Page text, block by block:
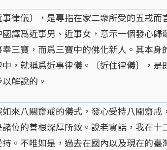
儀〕，是專指在家二衆所受的五戒而
譯爲近事男、近事女，意示一個發心
三寶，而爲三寶中的佛化新人。其本
，就稱爲近事律儀。〔近住律儀〕，
解說的。
八關齋戒的儀式，發心受持八關齋戒
位的善根深厚所致。說老實話，我在
。不唯如是，過去在國內以及現在的臺